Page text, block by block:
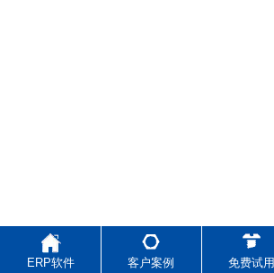
ERP软件 客户案例 免费试用